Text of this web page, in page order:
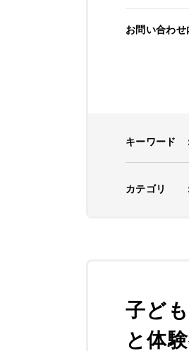
お問い合わせ
キーワード
カテゴリ
子ど
と体